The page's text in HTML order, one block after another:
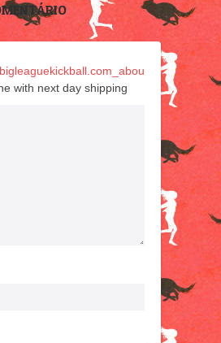
with next day shipping